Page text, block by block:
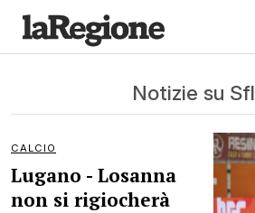
Notizie su Sfl
CALCIO
Lugano - Losanna
non si rigiocherà